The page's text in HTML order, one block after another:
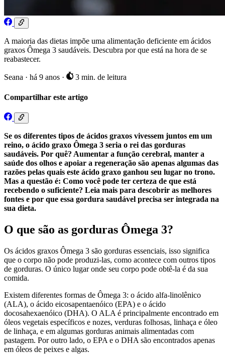
A maioria das dietas impõe uma alimentação deficiente em ácidos
graxos Ômega 3 saudáveis. Descubra por que está na hora de se
reabastecer.
Seana · há 9 anos · 3 min. de leitura
Compartilhar este artigo
Se os diferentes tipos de ácidos graxos vivessem juntos em um
reino, o ácido graxo Ômega 3 seria o rei das gorduras
saudáveis. Por quê? Aumentar a função cerebral, manter a
saúde dos olhos e apoiar a regeneração são apenas algumas das
razões pelas quais este ácido graxo ganhou seu lugar no trono.
Mas a questão é: Como você pode ter certeza de que está
recebendo o suficiente? Leia mais para descobrir as melhores
fontes e por que essa gordura saudável precisa ser integrada na
sua dieta.
O que são as gorduras Ômega 3?
Os ácidos graxos Ômega 3 são gorduras essenciais, isso significa
que o corpo não pode produzi-las, como acontece com outros tipos
de gorduras. O único lugar onde seu corpo pode obtê-la é da sua
comida.
Existem diferentes formas de Ômega 3: o ácido alfa-linolênico
(ALA), o ácido eicosapentaenóico (EPA) e o ácido
docosahexaenóico (DHA). O ALA é principalmente encontrado em
óleos vegetais específicos e nozes, verduras folhosas, linhaça e óleo
de linhaça, e em algumas gorduras animais alimentadas com
pastagem. Por outro lado, o EPA e o DHA são encontrados apenas
em óleos de peixes e algas.